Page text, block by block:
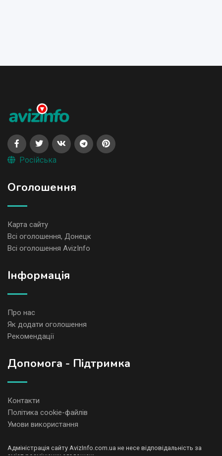
Російська
Оголошення
Карта сайту
Всі оголошення, Донецк
Всі оголошення AvizInfo
Iнформація
Про нас
Як додати оголошення
Рекомендації
Допомога - Підтримка
Контакти
Політика cookie-файлів
Умови використання
Адміністрація сайту AvizInfo.com.ua не несе відповідальність за